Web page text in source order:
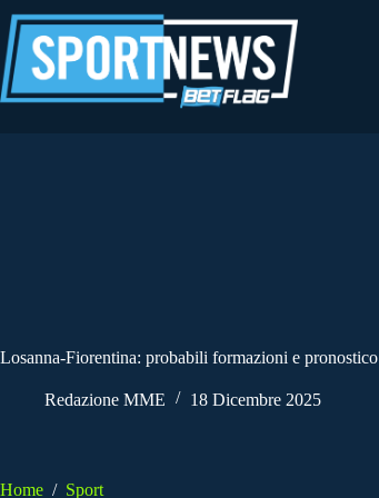
al
contenuto
Losanna-Fiorentina: probabili formazioni e pronostico
Redazione MME 18 Dicembre 2025
Home / Sport